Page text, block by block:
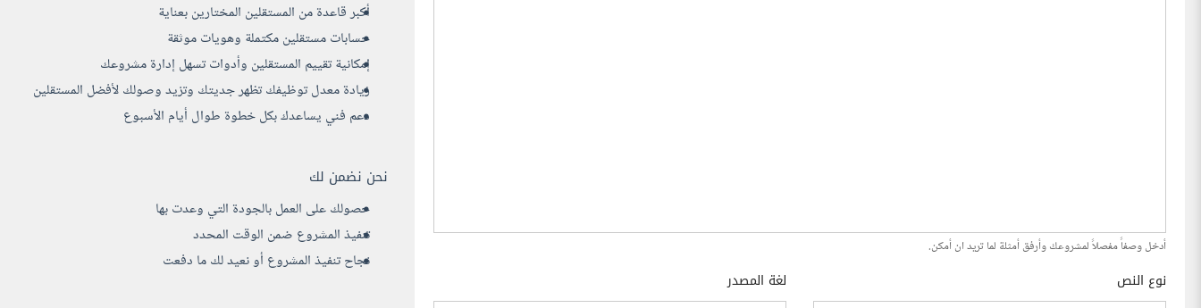
أكبر قاعدة من المستقلين المختارين بعناية
حسابات مستقلين مكتملة وهويات موثقة
إمكانية تقييم المستقلين وأدوات تسهل إدارة مشروعك
زيادة معدل توظيفك تظهر جديتك وتزيد وصولك لأفضل المستقلين
دعم فني يساعدك بكل خطوة طوال أيام الأسبوع
نحن نضمن لك
حصولك على العمل بالجودة التي وعدت بها
تنفيذ المشروع ضمن الوقت المحدد
نجاح تنفيذ المشروع أو نعيد لك ما دفعت
أدخل وصفاً مفصلاً لمشروعك وأرفق أمثلة لما تريد ان أمكن.
نوع النص لغة المصدر